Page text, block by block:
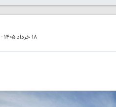
۱۸ خرداد ۱۴۰۵ - ۱۲:۵۳